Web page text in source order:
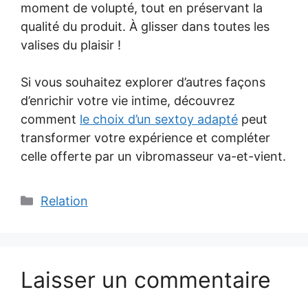
moment de volupté, tout en préservant la
qualité du produit. À glisser dans toutes les
valises du plaisir !
Si vous souhaitez explorer d’autres façons
d’enrichir votre vie intime, découvrez
comment le choix d’un sextoy adapté peut
transformer votre expérience et compléter
celle offerte par un vibromasseur va-et-vient.
Catégories
Relation
Laisser un commentaire